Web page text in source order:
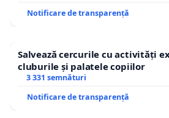
Notificare de transparență
Salvează cercurile cu activități
cluburile și palatele copiilor
3 331 semnături
Notificare de transparență